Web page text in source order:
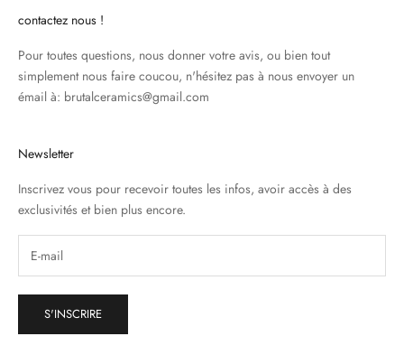
contactez nous !
Pour toutes questions, nous donner votre avis, ou bien tout
simplement nous faire coucou, n'hésitez pas à nous envoyer un
émail à: brutalceramics@gmail.com
Newsletter
Inscrivez vous pour recevoir toutes les infos, avoir accès à des
exclusivités et bien plus encore.
S'INSCRIRE